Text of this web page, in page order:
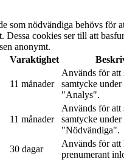
som nödvändiga behövs för
Dessa cookies ser till att
anonymt.
Varaktighet
11 månader
Används för att
samtycke
"Analys".
11 månader
Används för att
samtycke
"Nödvändiga".
30 dagar
Används för att
prenumerant